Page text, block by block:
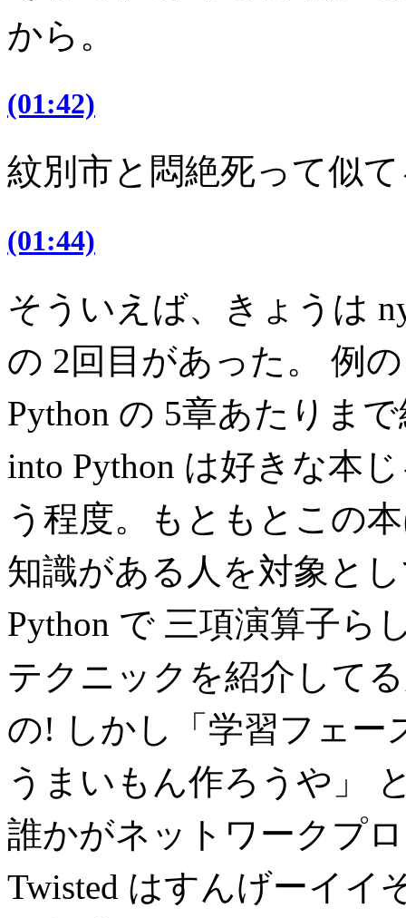
から。
(01:42)
紋別市と悶絶死って似
(01:44)
そういえば、きょうは
の 2回目があった。 例
Python の 5章あたりま
into Python は好きな本
う程度。もともとこの
知識がある人を対象と
Python で 三項演算子ら
テクニックを紹介して
の! しかし「学習フェー
うまいもん作ろうや」
誰かがネットワークプ
Twisted はすんげーイイ